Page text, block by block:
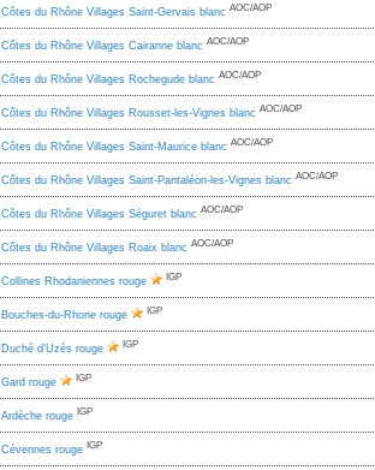
Côtes du Rhône Villages Saint-Gervais blanc AOC/AOP
Côtes du Rhône Villages Cairanne blanc AOC/AOP
Côtes du Rhône Villages Rochegude blanc AOC/AOP
Côtes du Rhône Villages Rousset-les-Vignes blanc AOC/AOP
Côtes du Rhône Villages Saint-Maurice blanc AOC/AOP
Côtes du Rhône Villages Saint-Pantaléon-les-Vignes blanc AOC/AOP
Côtes du Rhône Villages Séguret blanc AOC/AOP
Côtes du Rhône Villages Roaix blanc AOC/AOP
Collines Rhodaniennes rouge IGP
Bouches-du-Rhone rouge IGP
Duché d'Uzès rouge IGP
Gard rouge IGP
Ardèche rouge IGP
Cévennes rouge IGP